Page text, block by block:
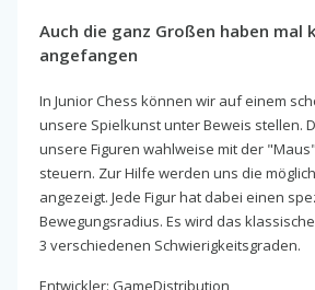
Auch die ganz Großen haben mal
angefangen
In Junior Chess können wir auf einem
unsere Spielkunst unter Beweis stellen.
unsere Figuren wahlweise mit der
steuern. Zur Hilfe werden uns die
angezeigt. Jede Figur hat dabei einen
Bewegungsradius. Es wird das
3 verschiedenen Schwierigkeitsgraden.